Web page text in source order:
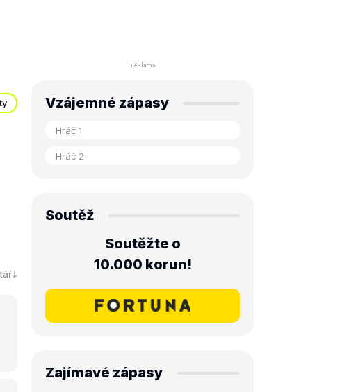
Vzájemné zápasy
Soutěž
Soutěžte o
10.000 korun!
Zajímavé zápasy